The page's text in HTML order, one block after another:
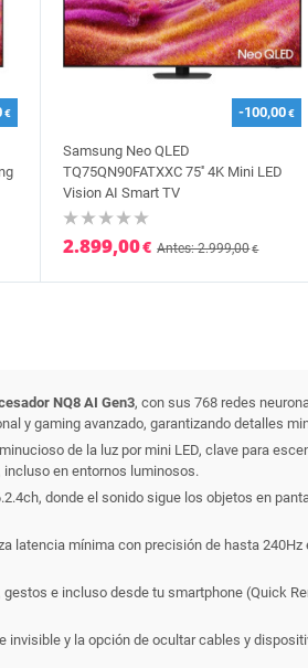
€ -100,00€
Samsung Neo QLED
TQ75QN90FATXXC 75'' 4K Mini LED
Vision AI Smart TV
2.899,00€ Antes: 2.999,00€
NQ8 AI Gen3, con sus 768 redes
y gaming avanzado, garantizando detalles
de la luz por mini LED, clave para
en entornos luminosos.
donde el sonido sigue los objetos en
latencia mínima con precisión de hasta 240Hz
e incluso desde tu smartphone (Quick
y la opción de ocultar cables y